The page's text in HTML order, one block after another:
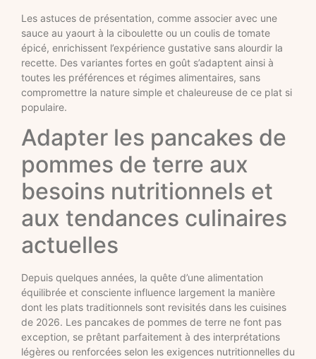
Les astuces de présentation, comme associer avec une
sauce au yaourt à la ciboulette ou un coulis de tomate
épicé, enrichissent l’expérience gustative sans alourdir la
recette. Des variantes fortes en goût s’adaptent ainsi à
toutes les préférences et régimes alimentaires, sans
compromettre la nature simple et chaleureuse de ce plat si
populaire.
Adapter les pancakes de
pommes de terre aux
besoins nutritionnels et
aux tendances culinaires
actuelles
Depuis quelques années, la quête d’une alimentation
équilibrée et consciente influence largement la manière
dont les plats traditionnels sont revisités dans les cuisines
de 2026. Les pancakes de pommes de terre ne font pas
exception, se prêtant parfaitement à des interprétations
légères ou renforcées selon les exigences nutritionnelles du